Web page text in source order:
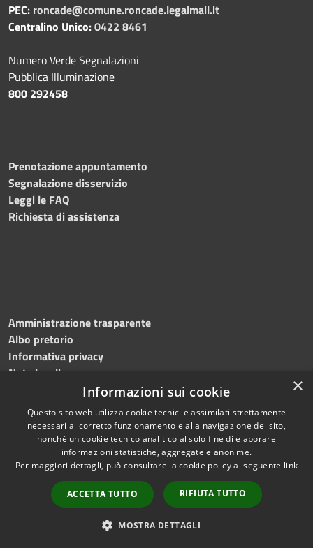
PEC: roncade@comune.roncade.legalmail.it
Centralino Unico:0422 8461
Numero Verde Segnalazioni
Pubblica Illuminazione
800 292458
Prenotazione appuntamento
Segnalazione disservizio
Leggi le FAQ
Richiesta di assistenza
Amministrazione trasparente
Albo pretorio
Informativa privacy
Note legali
Dichiarazione di accessibilità
Accessibilità
Copyright © 2026 • Comune di
Roncade • Powered by
Municipium•
Accesso
redazione
×
Informazioni sui cookie
Questo sito web utilizza cookie tecnici e assimilati strettamente
necessari al corretto funzionamento e alla navigazione del sito,
nonché un cookie tecnico analitico al solo fine di elaborare
informazioni statistiche, aggregate e anonime.
Per maggiori dettagli, può consultare la cookie policy al seguente link
ACCETTA TUTTO RIFIUTA TUTTO
MOSTRA DETTAGLI